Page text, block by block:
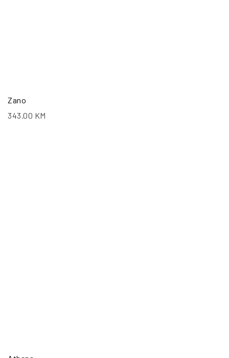
Zano
343.00 KM